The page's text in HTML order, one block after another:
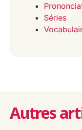
Séries
Autres